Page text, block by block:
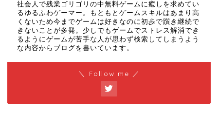
社会人で残業ゴリゴリの中無料ゲームに癒しを求めてい
るゆるふわゲーマー。もともとゲームスキルはあまり高
くないため今までゲームは好きなのに初歩で躓き継続で
きないことが多発。少しでもゲームでストレス解消でき
るようにゲームが苦手な人が思わず検索してしまうよう
な内容からブログを書いています。
＼ Follow me ／